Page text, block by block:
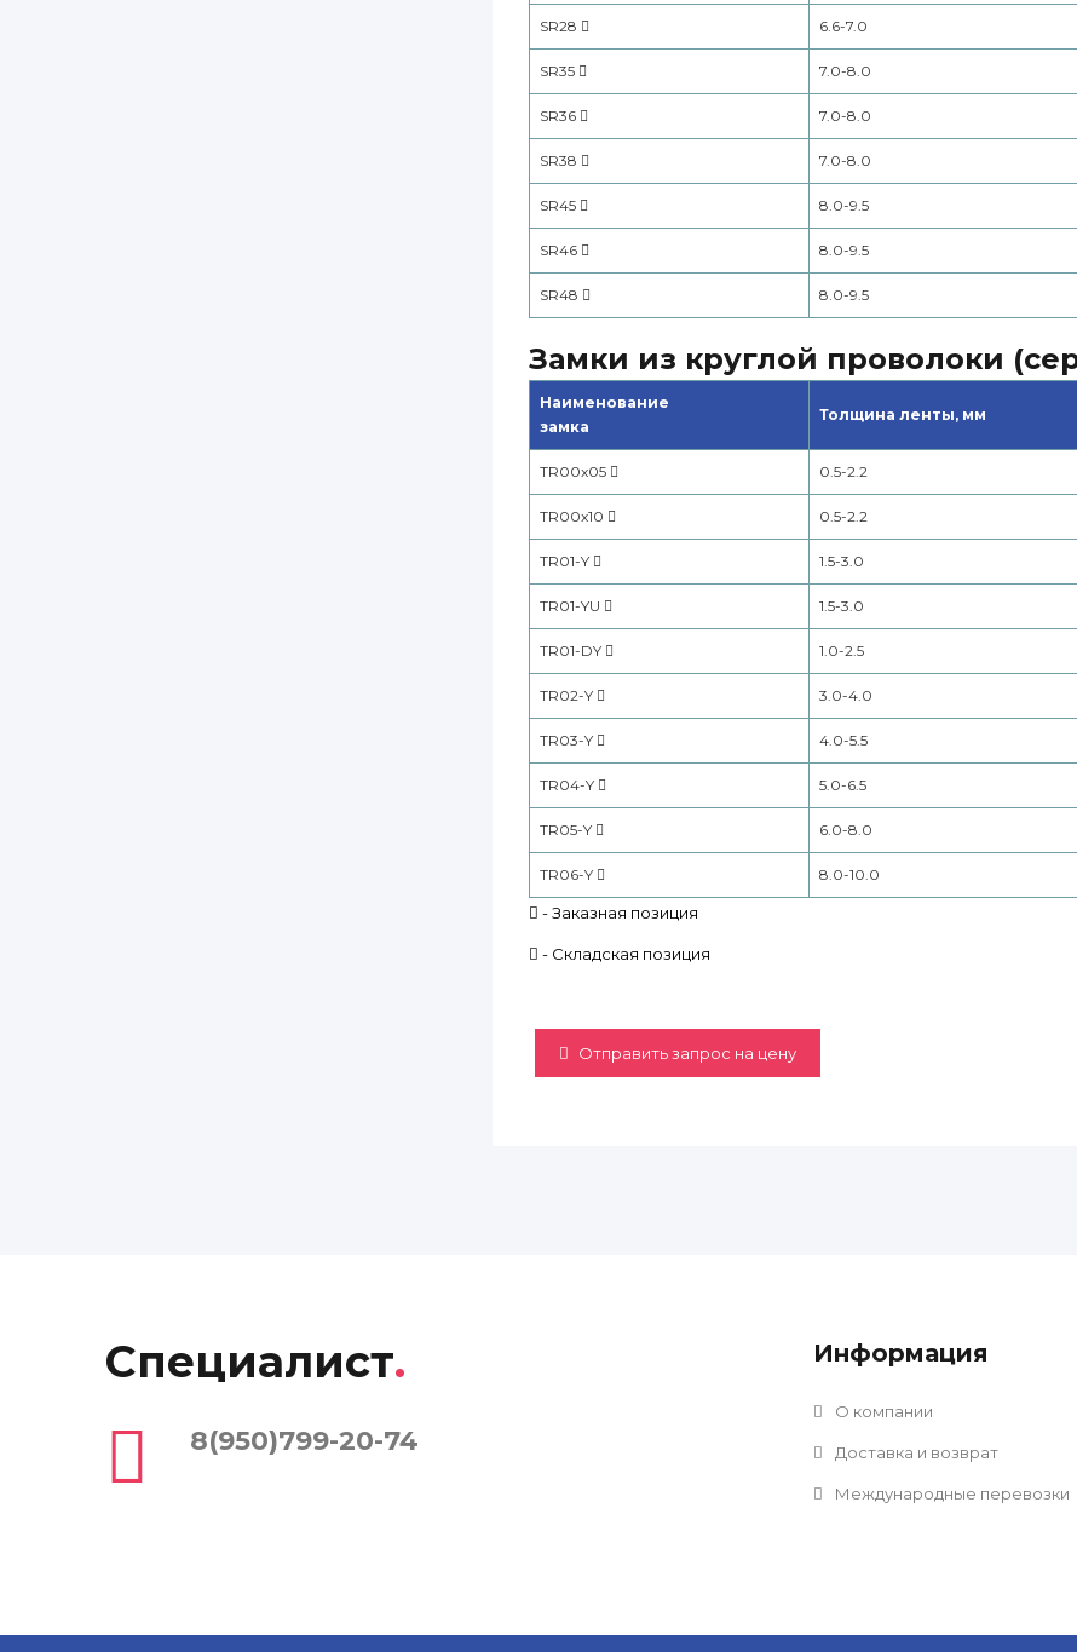
SR28 6.6-7.0
SR35 7.0-8.0
SR36 7.0-8.0
SR38 7.0-8.0
SR45 8.0-9.5
SR46 8.0-9.5
SR48 8.0-9.5
Замки из круглой проволоки
Наименование
замка
Толщина ленты, мм
TR00x05 0.5-2.2
TR00x10 0.5-2.2
TR01-Y 1.5-3.0
TR01-YU 1.5-3.0
TR01-DY 1.0-2.5
TR02-Y 3.0-4.0
TR03-Y 4.0-5.5
TR04-Y 5.0-6.5
TR05-Y 6.0-8.0
TR06-Y 8.0-10.0
- Заказная позиция
- Складская позиция
Отправить запрос на цену
Специалист.
8(950)799-20-74
Информация
О компании
Доставка и возврат
Международные перевозки